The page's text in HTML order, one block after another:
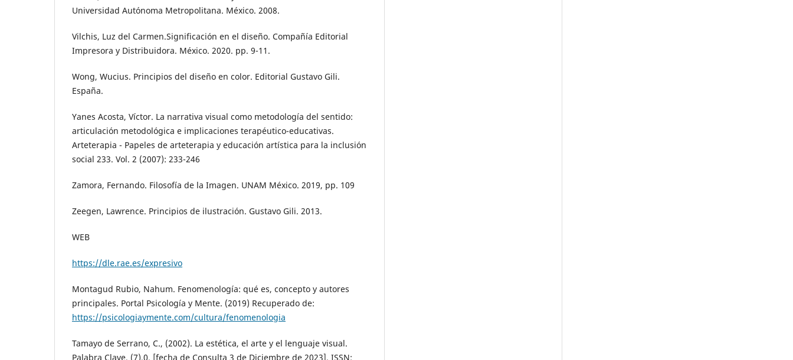
Universidad Autónoma Metropolitana. México. 2008.
Vilchis, Luz del Carmen.Significación en el diseño. Compañía Editorial
Impresora y Distribuidora. México. 2020. pp. 9-11.
Wong, Wucius. Principios del diseño en color. Editorial Gustavo Gili.
España.
Yanes Acosta, Víctor. La narrativa visual como metodología del sentido:
articulación metodológica e implicaciones terapéutico-educativas.
Arteterapia - Papeles de arteterapia y educación artística para la inclusión
social 233. Vol. 2 (2007): 233-246
Zamora, Fernando. Filosofía de la Imagen. UNAM México. 2019, pp. 109
Zeegen, Lawrence. Principios de ilustración. Gustavo Gili. 2013.
WEB
https://dle.rae.es/expresivo
Montagud Rubio, Nahum. Fenomenología: qué es, concepto y autores
principales. Portal Psicología y Mente. (2019) Recuperado de:
https://psicologiaymente.com/cultura/fenomenologia
Tamayo de Serrano, C., (2002). La estética, el arte y el lenguaje visual.
Palabra Clave, (7),0. [fecha de Consulta 3 de Diciembre de 2023]. ISSN: